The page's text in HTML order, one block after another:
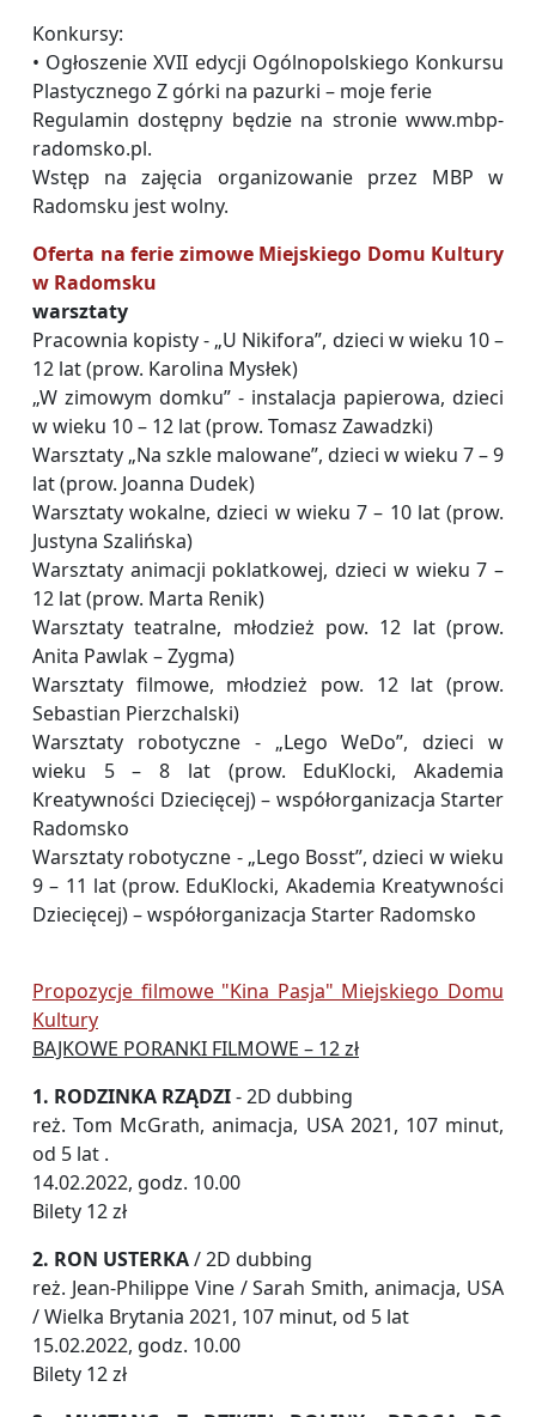
Konkursy:
• Ogłoszenie XVII edycji Ogólnopolskiego Konkursu
Plastycznego Z górki na pazurki – moje ferie
Regulamin dostępny będzie na stronie www.mbp-
radomsko.pl.
Wstęp na zajęcia organizowanie przez MBP w
Radomsku jest wolny.
Oferta na ferie zimowe Miejskiego Domu Kultury
w Radomsku
warsztaty
Pracownia kopisty - „U Nikifora”, dzieci w wieku 10 –
12 lat (prow. Karolina Mysłek)
„W zimowym domku” - instalacja papierowa, dzieci
w wieku 10 – 12 lat (prow. Tomasz Zawadzki)
Warsztaty „Na szkle malowane”, dzieci w wieku 7 – 9
lat (prow. Joanna Dudek)
Warsztaty wokalne, dzieci w wieku 7 – 10 lat (prow.
Justyna Szalińska)
Warsztaty animacji poklatkowej, dzieci w wieku 7 –
12 lat (prow. Marta Renik)
Warsztaty teatralne, młodzież pow. 12 lat (prow.
Anita Pawlak – Zygma)
Warsztaty filmowe, młodzież pow. 12 lat (prow.
Sebastian Pierzchalski)
Warsztaty robotyczne - „Lego WeDo”, dzieci w
wieku 5 – 8 lat (prow. EduKlocki, Akademia
Kreatywności Dziecięcej) – współorganizacja Starter
Radomsko
Warsztaty robotyczne - „Lego Bosst”, dzieci w wieku
9 – 11 lat (prow. EduKlocki, Akademia Kreatywności
Dziecięcej) – współorganizacja Starter Radomsko
Propozycje filmowe "Kina Pasja" Miejskiego Domu
Kultury
BAJKOWE PORANKI FILMOWE – 12 zł
1. RODZINKA RZĄDZI- 2D dubbing
reż. Tom McGrath, animacja, USA 2021, 107 minut,
od 5 lat .
14.02.2022, godz. 10.00
Bilety 12 zł
2. RON USTERKA/ 2D dubbing
reż. Jean-Philippe Vine / Sarah Smith, animacja, USA
/ Wielka Brytania 2021, 107 minut, od 5 lat
15.02.2022, godz. 10.00
Bilety 12 zł